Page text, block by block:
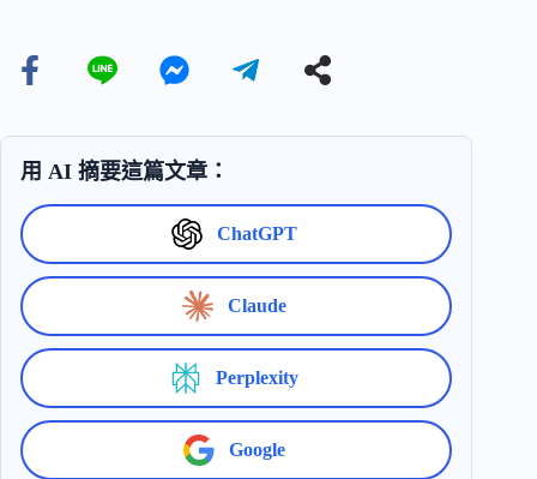
用 AI 摘要這篇文章：
ChatGPT
Claude
Perplexity
Google